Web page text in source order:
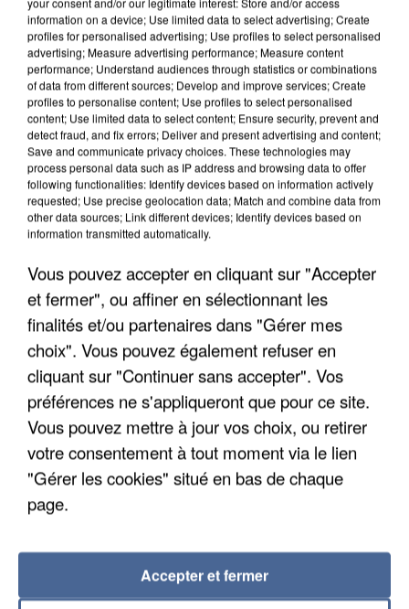
APRÈS TOUTES CES CANICULES, LES REFUGES
DE FAUNE SAUVAGE SONT...
MAFIA INTERPELLÉ EN ALGÉRIE
information on a device; Use limited data to select advertising; Create
profiles for personalised advertising; Use profiles to select personalised
advertising; Measure advertising performance; Measure content
performance; Understand audiences through statistics or combinations
of data from different sources; Develop and improve services; Create
profiles to personalise content; Use profiles to select personalised
content; Use limited data to select content; Ensure security, prevent and
detect fraud, and fix errors; Deliver and present advertising and content;
Save and communicate privacy choices. These technologies may
process personal data such as IP address and browsing data to offer
following functionalities: Identify devices based on information actively
requested; Use precise geolocation data; Match and combine data from
other data sources; Link different devices; Identify devices based on
information transmitted automatically.
Vous pouvez accepter en cliquant sur "Accepter
et fermer", ou affiner en sélectionnant les
finalités et/ou partenaires dans "Gérer mes
choix". Vous pouvez également refuser en
cliquant sur "Continuer sans accepter". Vos
préférences ne s'appliqueront que pour ce site.
Vous pouvez mettre à jour vos choix, ou retirer
votre consentement à tout moment via le lien
"Gérer les cookies" situé en bas de chaque
page.
Accepter et fermer